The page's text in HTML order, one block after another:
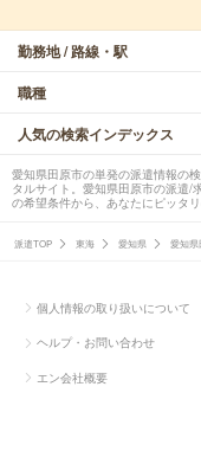
勤務地 / 路線・駅
職種
人気の検索インデックス
愛知県田原市の単発の派遣情報の
タルサイト。愛知県田原市の派遣/
の希望条件から、あなたにピッタ
派遣TOP 東海 愛知県 愛知県
個人情報の取り扱いについて
ヘルプ・お問い合わせ
エン会社概要